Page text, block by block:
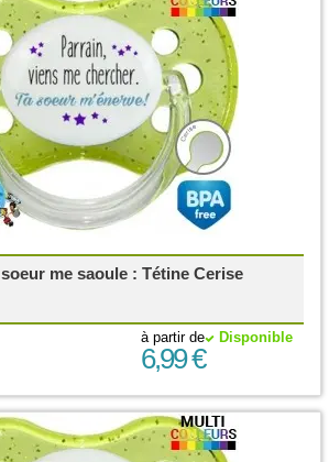
me saoule : Tétine Cerise
Disponible
à partir de
6,99 €